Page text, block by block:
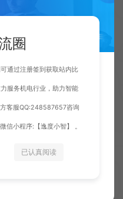
柴油机的结构原理与维修
机电修理工
圈
通过注册签到获取站内比
服务机电行业，助力智能
客服QQ:248587657咨询
信小程序:【逸度小智】 。
已认真阅读